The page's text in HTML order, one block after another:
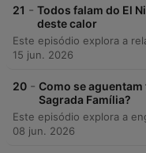
21 - Todos falam do El
deste calor
15 jun. 2026
20 - Como se
Sagrada Família?
08 jun. 2026